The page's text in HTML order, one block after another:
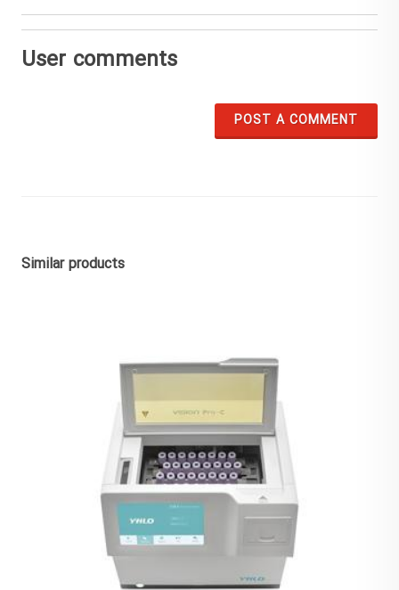
User comments
POST A COMMENT
Similar products